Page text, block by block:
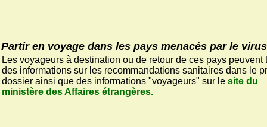
Partir en voyage dans les pays menacés par le
Les voyageurs à destination ou de retour de ces pays peuvent
des informations sur les recommandations sanitaires dans le
dossier ainsi que des informations "voyageurs" sur le site du
ministère des Affaires étrangères.